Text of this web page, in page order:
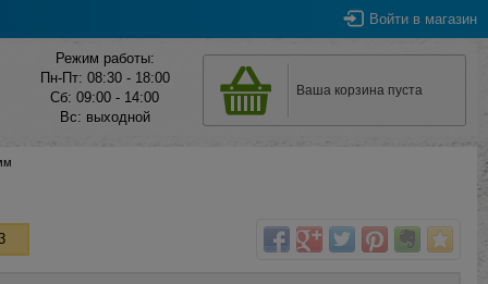
Войти в магазин
Режим работы:
Пн-Пт: 08:30 - 18:00
Сб: 09:00 - 14:00
Вс: выходной
Ваша корзина пуста